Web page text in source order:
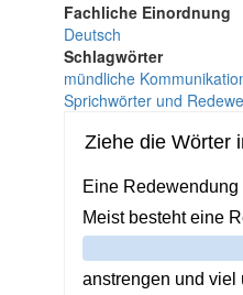
Fachliche Einordnung
Deutsch
Schlagwörter
mündliche
Sprichwörter und